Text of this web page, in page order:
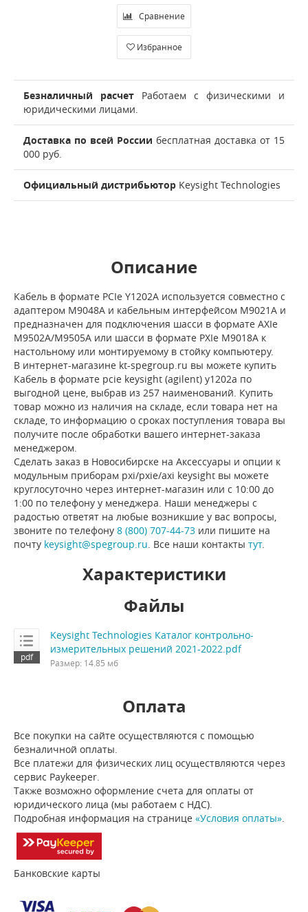
Сравнение
Избранное
Безналичный расчет Работаем с физическими и
юридическими лицами.
Доставка по всей России бесплатная доставка от 15
000 руб.
Официальный дистрибьютор Keysight Technologies
Описание
Кабель в формате PCIe Y1202A используется совместно с
адаптером M9048A и кабельным интерфейсом M9021A и
предназначен для подключения шасси в формате AXIe
M9502A/M9505A или шасси в формате PXIe M9018A к
настольному или монтируемому в стойку компьютеру.
В интернет-магазине kt-spegroup.ru вы можете купить
Кабель в формате pcie keysight (agilent) y1202a по
выгодной цене, выбрав из 257 наименований. Купить
товар можно из наличия на складе, если товара нет на
складе, то информацию о сроках поступления товара вы
получите после обработки вашего интернет-заказа
менеджером.
Сделать заказ в Новосибирске на Аксессуары и опции к
модульным приборам pxi/pxie/axi keysight вы можете
круглосуточно через интернет-магазин или с 10:00 до
1:00 по телефону у менеджера. Наши менеджеры с
радостью ответят на любые возникшие у вас вопросы,
звоните по телефону 8 (800) 707-44-73 или пишите на
почту keysight@spegroup.ru. Все наши контакты тут.
Характеристики
Файлы
Keysight Technologies Каталог контрольно-
измерительных решений 2021-2022.pdf
Размер: 14.85 мб
Оплата
Все покупки на сайте осуществляются с помощью
безналичной оплаты.
Все платежи для физических лиц осуществляются через
сервис Paykeeper.
Также возможно оформление счета для оплаты от
юридического лица (мы работаем с НДС).
Подробная информация на странице «Условия оплаты».
Банковские карты